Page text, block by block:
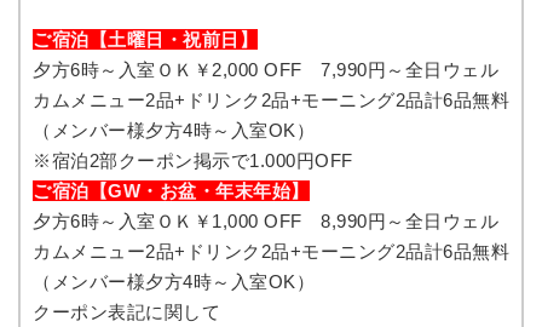
ご宿泊【土曜日・祝前日】
夕方6時～入室ＯＫ￥2,000 OFF 7,990円～全日ウェル
カムメニュー2品+ドリンク2品+モーニング2品計6品無料
（メンバー様夕方4時～入室OK）
※宿泊2部クーポン掲示で1.000円OFF
ご宿泊【GW・お盆・年末年始】
夕方6時～入室ＯＫ￥1,000 OFF 8,990円～全日ウェル
カムメニュー2品+ドリンク2品+モーニング2品計6品無料
（メンバー様夕方4時～入室OK）
クーポン表記に関して